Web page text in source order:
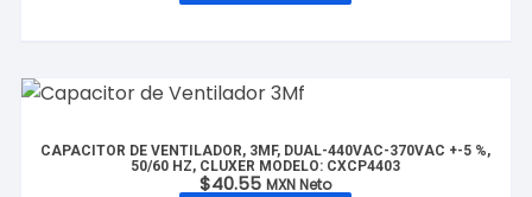
CAPACITOR DE VENTILADOR, 3MF, DUAL-440VAC-370VAC +-5 %,
50/60 HZ, CLUXER MODELO: CXCP4403
$40.55 MXN Neto